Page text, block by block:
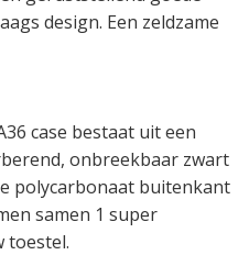
design. Een zeldzame
case bestaat uit een
onbreekbaar zwart
polycarbonaat buitenkant
samen 1 super
toestel.